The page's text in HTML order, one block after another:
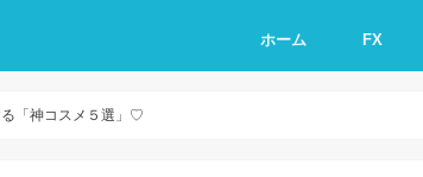
ホーム FX
「神コスメ５選」♡